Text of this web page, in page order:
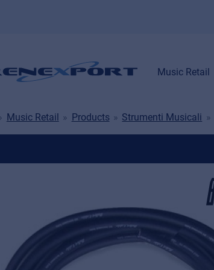
Music Retail
Music Retail Products Strumenti Musicali